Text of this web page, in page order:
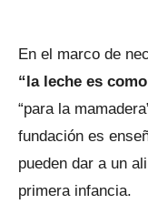
En el marco de
“la leche es
“para la
fundación es
pueden dar a un
primera infancia.